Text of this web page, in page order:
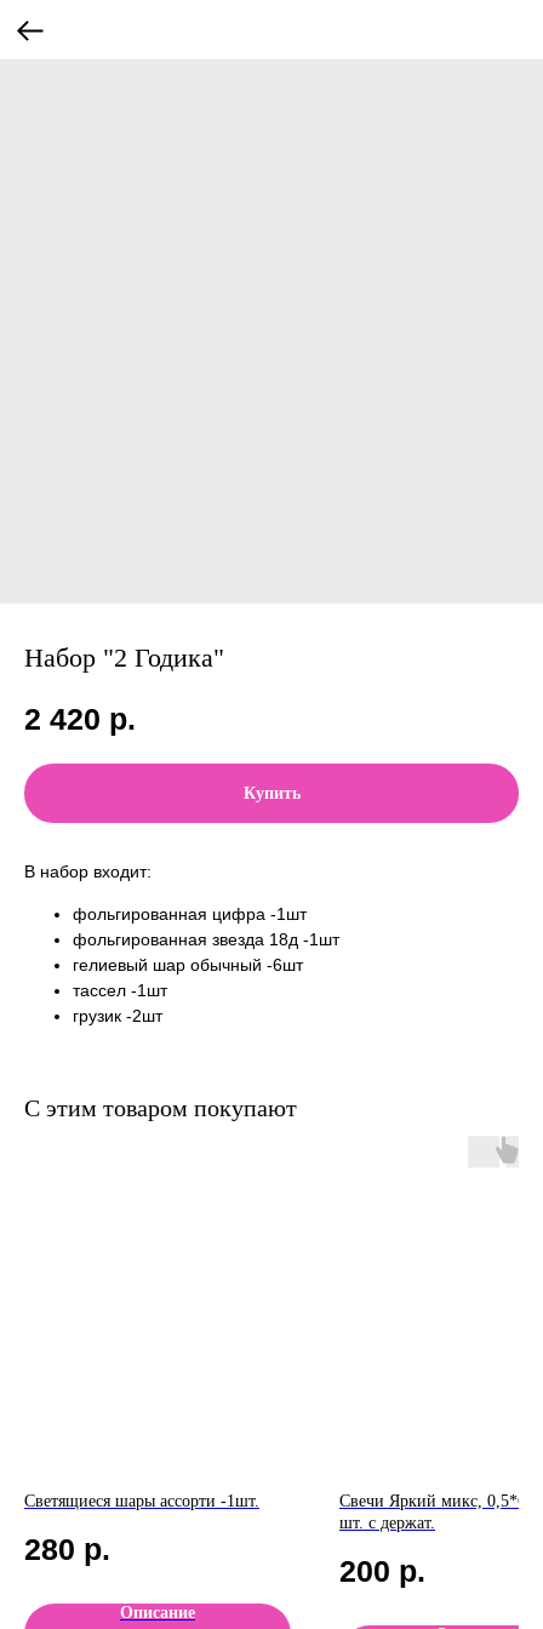
Набор "2 Годика"
2 420 р.
Купить
В набор входит:
фольгированная цифра -1шт
фольгированная звезда 18д -1шт
гелиевый шар обычный -6шт
тассел -1шт
грузик -2шт
С этим товаром покупают
Светящиеся шары ассорти -1шт.
280 р.
Описание
Свечи Яркий микс, 0,5*6
шт. с держат.
200 р.